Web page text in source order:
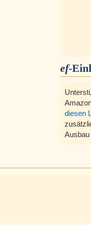
ef-
diesen